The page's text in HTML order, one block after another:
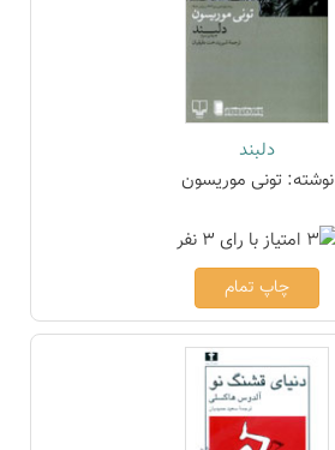
دلبند
نوشته: تونی موریسون
چاپ تمام